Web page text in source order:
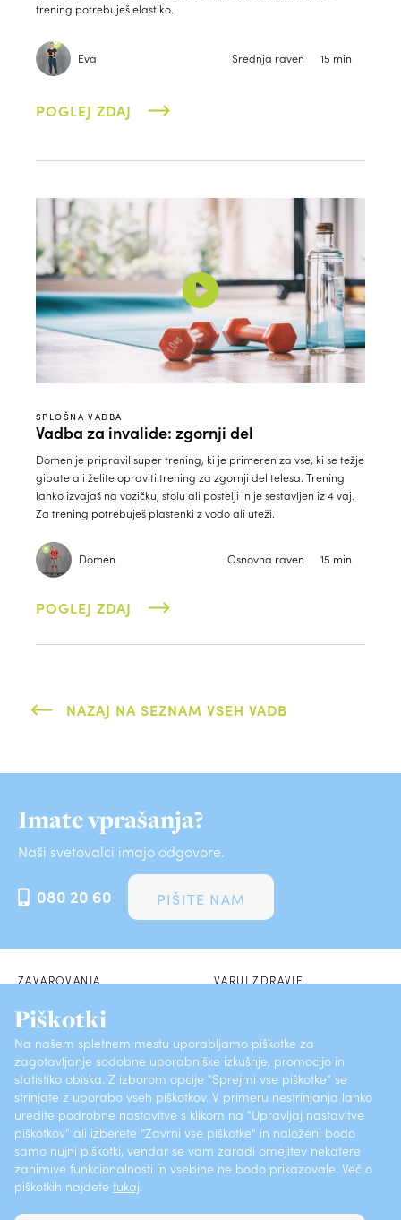
Piškotki
Na našem spletnem mestu uporabljamo piškotke za
zagotavljanje sodobne uporabniške izkušnje, promocijo in
statistiko obiska. Z izborom opcije "Sprejmi vse piškotke" se
strinjate z uporabo vseh piškotkov. V primeru nestrinjanja lahko
uredite podrobne nastavitve s klikom na "Upravljaj nastavitve
piškotkov" ali izberete "Zavrni vse piškotke" in naloženi bodo
samo nujni piškotki, vendar se vam zaradi omejitev nekatere
zanimive funkcionalnosti in vsebine ne bodo prikazovale. Več o
piškotkih najdete tukaj.
trening potrebuješ elastiko.
Eva Srednja raven 15 min
POGLEJ ZDAJ
SPLOŠNA VADBA
Vadba za invalide: zgornji del
Domen je pripravil super trening, ki je primeren za vse, ki se težje
gibate ali želite opraviti trening za zgornji del telesa. Trening
lahko izvajaš na vozičku, stolu ali postelji in je sestavljen iz 4 vaj.
Za trening potrebuješ plastenki z vodo ali uteži.
Domen Osnovna raven 15 min
POGLEJ ZDAJ
NAZAJ NA SEZNAM VSEH VADB
Imate vprašanja?
Naši svetovalci imajo odgovore.
080 20 60 PIŠITE NAM
ZAVAROVANJA VARUJ ZDRAVJE
POSLOVALNICE
O ZAVAROVALNICI KONTAKTI
PRIJAVI ŠKODO POGOSTA VPRAŠANJA
Vsebine (ISSN 1581-372X) Varstvo osebnih podatkov